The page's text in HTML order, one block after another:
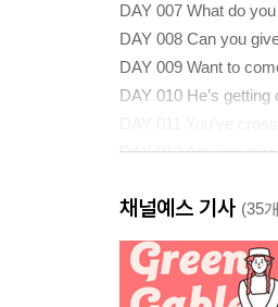
DAY 007 What do
DAY 008 Can you
DAY 009 Want to
DAY 010 He’s
DAY 012 Are you
DAY 014 I called in
DAY 015 What’s up
DAY 016 Sounds
DAY 017 This is
채널예스 기사 (35